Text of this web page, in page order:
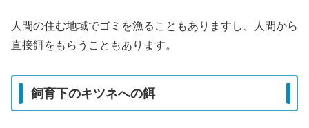
人間の住む地域でゴミを漁ることもありますし、人間から
直接餌をもらうこともあります。
飼育下のキツネへの餌